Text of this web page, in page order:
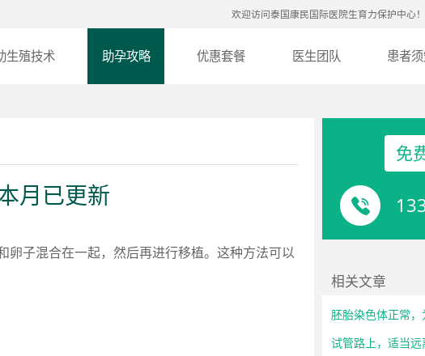
欢迎访问泰国康民国际医院生育力保护中心
生殖技术 助孕攻略 优惠套餐 医生团队 患者
月已更新
子混合在一起，然后再进行移植。这种方法可以
免
相关文章